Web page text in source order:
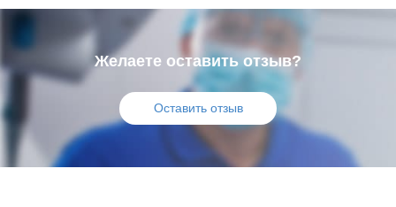
Желаете оставить отзыв?
Оставить отзыв